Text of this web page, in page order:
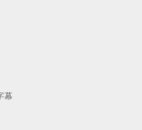
幕